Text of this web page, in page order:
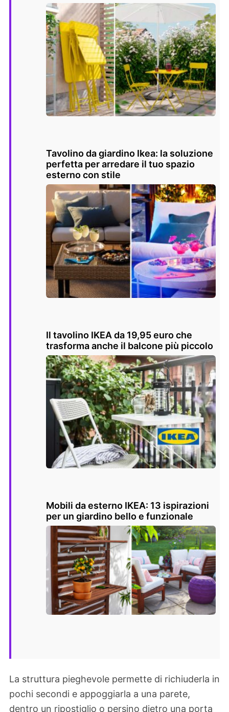
Tavolino da giardino Ikea: la soluzione
perfetta per arredare il tuo spazio
esterno con stile
Il tavolino IKEA da 19,95 euro che
trasforma anche il balcone più piccolo
Mobili da esterno IKEA: 13 ispirazioni
per un giardino bello e funzionale
La struttura pieghevole permette di richiuderla in
pochi secondi e appoggiarla a una parete,
dentro un ripostiglio o persino dietro una porta